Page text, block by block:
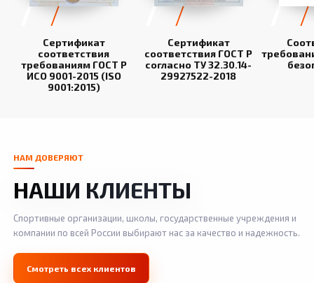
Сертификат
соответствия
требованиям ГОСТ Р
ИСО 9001-2015 (ISO
9001:2015)
Сертификат
соответствия ГОСТ Р
согласно ТУ 32.30.14-
29927522-2018
НАМ ДОВЕРЯЮТ
НАШИ КЛИЕНТЫ
Спортивные организации, школы, государственные учреждения и
компании по всей России выбирают нас за качество и надежность.
Смотреть всех клиентов